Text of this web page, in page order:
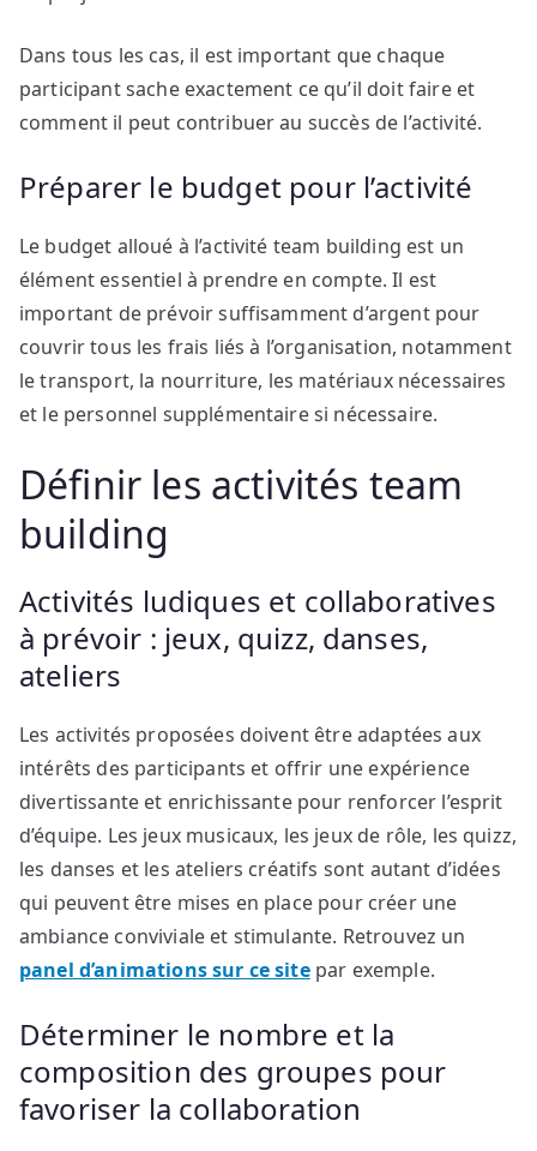
Dans tous les cas, il est important que chaque
participant sache exactement ce qu’il doit faire et
comment il peut contribuer au succès de l’activité.
Préparer le budget pour l’activité
Le budget alloué à l’activité team building est un
élément essentiel à prendre en compte. Il est
important de prévoir suffisamment d’argent pour
couvrir tous les frais liés à l’organisation, notamment
le transport, la nourriture, les matériaux nécessaires
et le personnel supplémentaire si nécessaire.
Définir les activités team
building
Activités ludiques et collaboratives
à prévoir : jeux, quizz, danses,
ateliers
Les activités proposées doivent être adaptées aux
intérêts des participants et offrir une expérience
divertissante et enrichissante pour renforcer l’esprit
d’équipe. Les jeux musicaux, les jeux de rôle, les quizz,
les danses et les ateliers créatifs sont autant d’idées
qui peuvent être mises en place pour créer une
ambiance conviviale et stimulante. Retrouvez un
panel d’animations sur ce sitepar exemple.
Déterminer le nombre et la
composition des groupes pour
favoriser la collaboration